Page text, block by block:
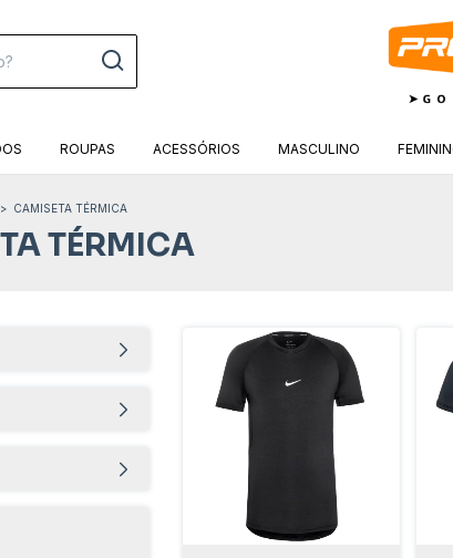
ROUPAS ACESSÓRIOS MASCULINO
> CAMISETA TÉRMICA
TÉRMICA